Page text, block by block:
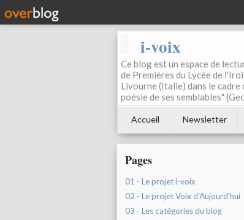
i-voix
Ce blog est un espace de
de Premières du Lycée de
Livourne (Italie) dans le
poésie de ses semblables"
Accueil Newsletter
Pages
01 - Le projet i-voix
02 - Le projet Voix d'Aujourd'hui
03 - Les catégories du blog